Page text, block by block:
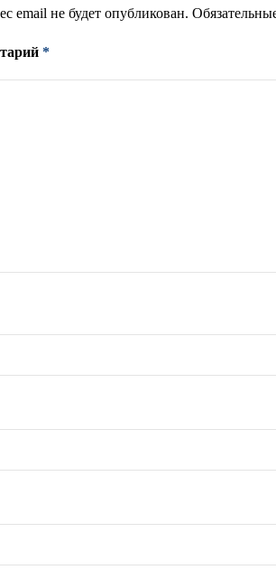
email не будет опубликован.
*